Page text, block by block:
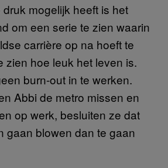
mogelijk heeft is het
om een serie te zien waarin
carrière op na hoeft te
zien hoe leuk het leven is.
burn-out in te werken.
Abbi de metro missen en
op werk, besluiten ze dat
gaan blowen dan te gaan